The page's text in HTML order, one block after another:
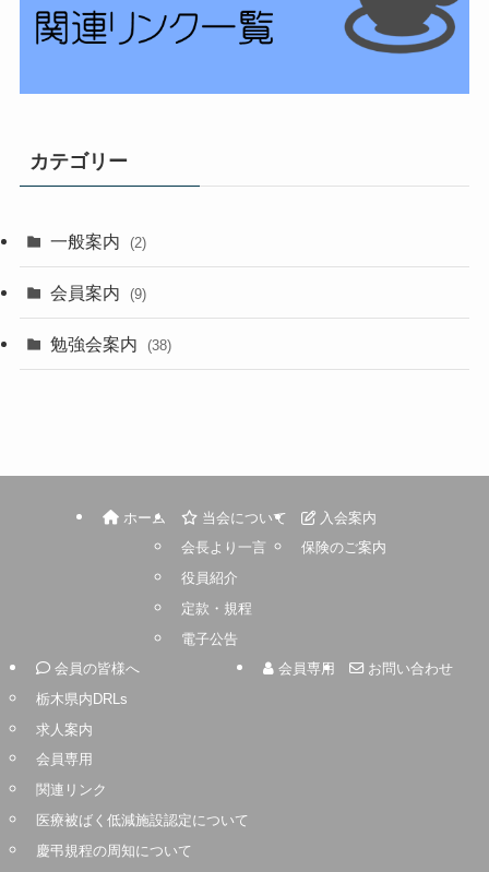
カテゴリー
一般案内 (2)
会員案内 (9)
勉強会案内 (38)
ホーム
当会について
会長より一言
役員紹介
定款・規程
電子公告
入会案内
保険のご案内
会員の皆様へ
栃木県内DRLs
求人案内
会員専用
関連リンク
医療被ばく低減施設認定について
慶弔規程の周知について
会員専用 お問い合わせ